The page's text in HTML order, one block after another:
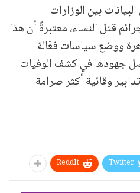
بين الوزارات
قتل النساء، معتبرةً أن هذا
ووضع سياسات فعّالة
جهودها في كشف الوفيات
وقائية أكثر صرامة
Twitter
ReddIt